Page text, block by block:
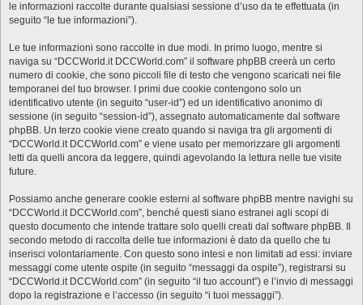
le informazioni raccolte durante qualsiasi sessione d’uso da te effettuata (in
seguito “le tue informazioni”).
Le tue informazioni sono raccolte in due modi. In primo luogo, mentre si
naviga su “DCCWorld.it DCCWorld.com” il software phpBB creerà un certo
numero di cookie, che sono piccoli file di testo che vengono scaricati nei file
temporanei del tuo browser. I primi due cookie contengono solo un
identificativo utente (in seguito “user-id”) ed un identificativo anonimo di
sessione (in seguito “session-id”), assegnato automaticamente dal software
phpBB. Un terzo cookie viene creato quando si naviga tra gli argomenti di
“DCCWorld.it DCCWorld.com” e viene usato per memorizzare gli argomenti
letti da quelli ancora da leggere, quindi agevolando la lettura nelle tue visite
future.
Possiamo anche generare cookie esterni al software phpBB mentre navighi su
“DCCWorld.it DCCWorld.com”, benché questi siano estranei agli scopi di
questo documento che intende trattare solo quelli creati dal software phpBB. Il
secondo metodo di raccolta delle tue informazioni è dato da quello che tu
inserisci volontariamente. Con questo sono intesi e non limitati ad essi: inviare
messaggi come utente ospite (in seguito “messaggi da ospite”), registrarsi su
“DCCWorld.it DCCWorld.com” (in seguito “il tuo account”) e l’invio di messaggi
dopo la registrazione e l’accesso (in seguito “i tuoi messaggi”).